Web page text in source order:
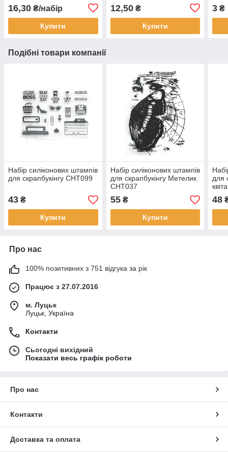
16,30 ₴/набір
Купити
SM2400010
12,50₴
Купити
3 ₴
Подібні товари компанії
Набір силіконових штампів
для скрапбукінгу CHT099
43 ₴
Купити
Набір силіконових штампів
для скрапбукінгу Метелик
CHT037
55₴
Купити
для
48
Про нас
100% позитивних з 751 відгука за рік
Працює з 27.07.2016
м. Луцьк
Луцьк, Україна
Контакти
Сьогодні вихідний
Показати весь графік роботи
Про нас
Контакти
Доставка та оплата